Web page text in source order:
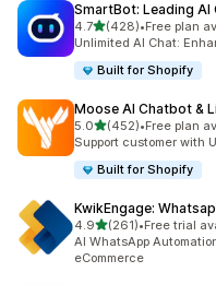
SmartBot: Leading AI
4.7별 5개 중
(428)
총 리뷰 428개
•Free plan
Unlimited AI Chat:
Built for Shopify
Moose AI Chatbot &
5.0별 5개 중
(452)
총 리뷰 452개
•Free plan
Support customer with
Built for Shopify
KwikEngage:
4.9별 5개 중
(261)
총 리뷰 261개
•Free trial
AI WhatsApp
eCommerce